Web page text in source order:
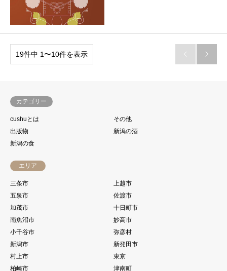
19件中 1〜10件を表示  
カテゴリー
cushuとは
その他
出版物
新潟の酒
新潟の食
エリア
三条市
上越市
五泉市
佐渡市
加茂市
十日町市
南魚沼市
妙高市
小千谷市
弥彦村
新潟市
新発田市
村上市
東京
柏崎市
津南町